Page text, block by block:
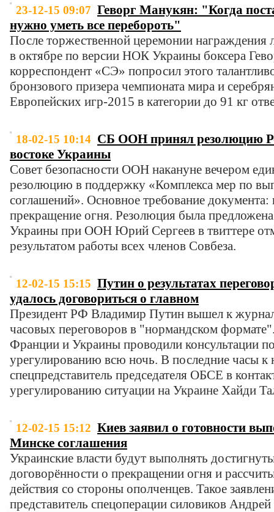
23-12-15 09:07 Геворг Манукян: "Когда
нужно уметь все перебороть"
После торжественной церемонии награждения
в октябре по версии НОК Украины боксера
корреспондент «СЭ» попросил этого
бронзового призера чемпионата мира и
Европейских игр-2015 в категории до 91 кг
18-02-15 10:14 СБ ООН принял резолюцию
востоке Украины
Совет безопасности ООН накануне вечером
резолюцию в поддержку «Комплекса мер по
соглашений». Основное требование
прекращение огня. Резолюция была
Украины при ООН Юрий Сергеев в твиттере
результатом работы всех членов Совбеза.
12-02-15 15:15 Путин о результатах
удалось договориться о главном
Президент РФ Владимир Путин вышел к
часовых переговоров в "нормандском
Франции и Украины проводили консультации
урегулированию всю ночь. В последние часы к
спецпредставитель председателя ОБСЕ в
урегулированию ситуации на Украине Хайди
12-02-15 15:12 Киев заявил о готовности
Минске соглашения
Украинские власти будут выполнять
договорённости о прекращении огня и
действия со стороны ополченцев. Такое
представитель спецоперации силовиков